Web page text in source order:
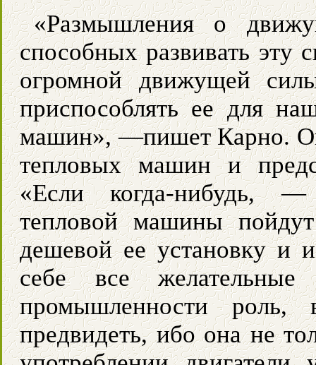
«Размышления о
способных развивать эту
огромной движущей
приспособлять ее для
машин», —пишет Карно. Он
тепловых машин и
«Если когда-нибудь,
тепловой машины
дешевой ее установку и
себе все
промышленности роль,
предвидеть, ибо она не